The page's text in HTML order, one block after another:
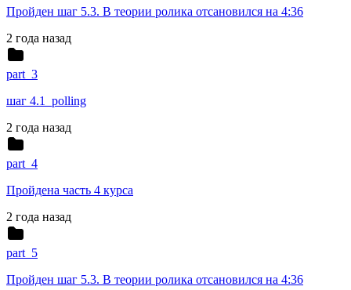
Пройден шаг 5.3. В теории ролика отсановился на 4:36
2 года назад
part_3
шаг 4.1_polling
2 года назад
part_4
Пройдена часть 4 курса
2 года назад
part_5
Пройден шаг 5.3. В теории ролика отсановился на 4:36